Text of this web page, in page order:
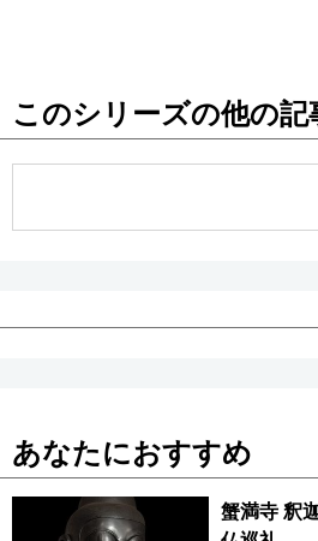
公式SNS
このシリーズの他の記
あなたにおすすめ
蟹満寺 釈